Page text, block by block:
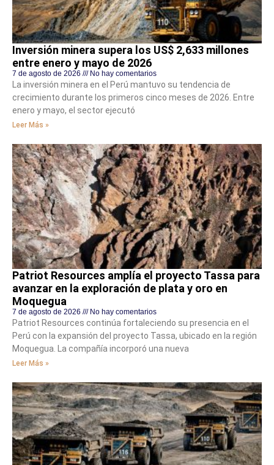
Inversión minera supera los US$ 2,633 millones
entre enero y mayo de 2026
7 de agosto de 2026 No hay comentarios
La inversión minera en el Perú mantuvo su tendencia de
crecimiento durante los primeros cinco meses de 2026. Entre
enero y mayo, el sector ejecutó
Leer Más »
Patriot Resources amplía el proyecto Tassa para
avanzar en la exploración de plata y oro en
Moquegua
7 de agosto de 2026 No hay comentarios
Patriot Resources continúa fortaleciendo su presencia en el
Perú con la expansión del proyecto Tassa, ubicado en la región
Moquegua. La compañía incorporó una nueva
Leer Más »